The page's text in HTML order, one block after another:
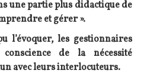
une partie plus didactique de
et gérer ».
l’évoquer, les gestionnaires
de la nécessité
avec leurs interlocuteurs.